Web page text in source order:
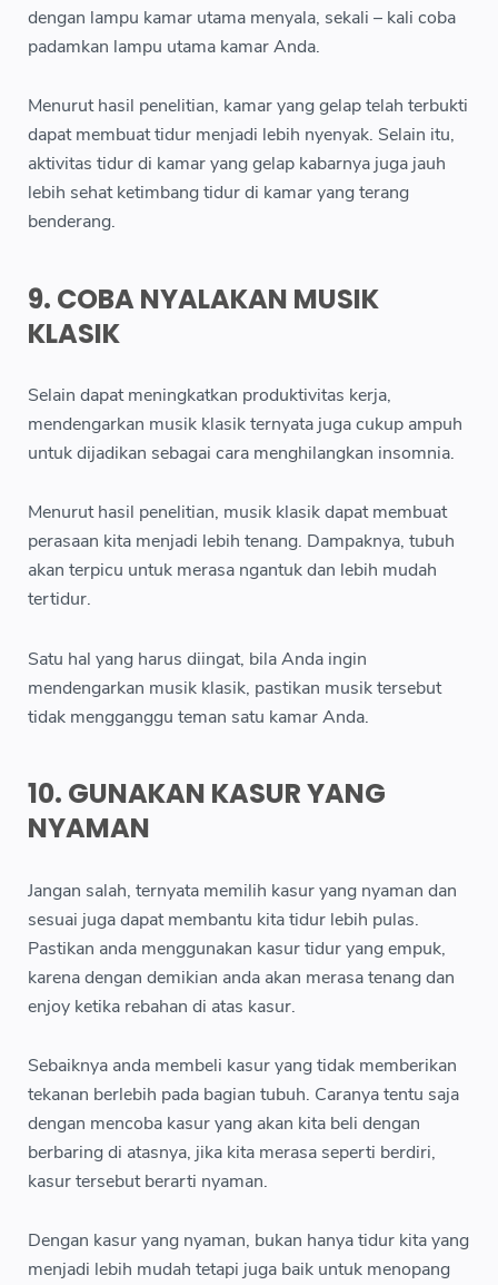
dengan lampu kamar utama menyala, sekali – kali coba
padamkan lampu utama kamar Anda.
Menurut hasil penelitian, kamar yang gelap telah terbukti
dapat membuat tidur menjadi lebih nyenyak. Selain itu,
aktivitas tidur di kamar yang gelap kabarnya juga jauh
lebih sehat ketimbang tidur di kamar yang terang
benderang.
9. COBA NYALAKAN MUSIK
KLASIK
Selain dapat meningkatkan produktivitas kerja,
mendengarkan musik klasik ternyata juga cukup ampuh
untuk dijadikan sebagai cara menghilangkan insomnia.
Menurut hasil penelitian, musik klasik dapat membuat
perasaan kita menjadi lebih tenang. Dampaknya, tubuh
akan terpicu untuk merasa ngantuk dan lebih mudah
tertidur.
Satu hal yang harus diingat, bila Anda ingin
mendengarkan musik klasik, pastikan musik tersebut
tidak mengganggu teman satu kamar Anda.
10. GUNAKAN KASUR YANG
NYAMAN
Jangan salah, ternyata memilih kasur yang nyaman dan
sesuai juga dapat membantu kita tidur lebih pulas.
Pastikan anda menggunakan kasur tidur yang empuk,
karena dengan demikian anda akan merasa tenang dan
enjoy ketika rebahan di atas kasur.
Sebaiknya anda membeli kasur yang tidak memberikan
tekanan berlebih pada bagian tubuh. Caranya tentu saja
dengan mencoba kasur yang akan kita beli dengan
berbaring di atasnya, jika kita merasa seperti berdiri,
kasur tersebut berarti nyaman.
Dengan kasur yang nyaman, bukan hanya tidur kita yang
menjadi lebih mudah tetapi juga baik untuk menopang